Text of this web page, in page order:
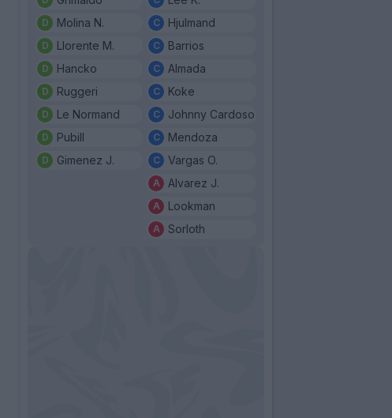
Molina N.
Llorente M.
Hancko
Ruggeri
Le Normand
Pubill
Gimenez J.
Hjulmand
Barrios
Almada
Koke
Johnny Cardoso
Mendoza
Vargas O.
Alvarez J.
Lookman
Sorloth